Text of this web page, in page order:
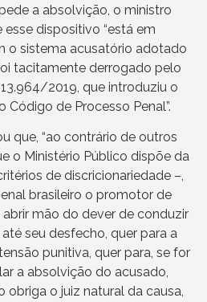
a absolvição, o ministro
esse dispositivo “está em
o sistema acusatório adotado
tacitamente derrogado pelo
2019, que introduziu o
Código de Processo Penal”.
que, “ao contrário de outros
o Ministério Público dispõe da
de discricionariedade –,
brasileiro o promotor de
mão do dever de conduzir
até seu desfecho, quer para a
punitiva, quer para, se for
a absolvição do acusado,
obriga o juiz natural da causa,